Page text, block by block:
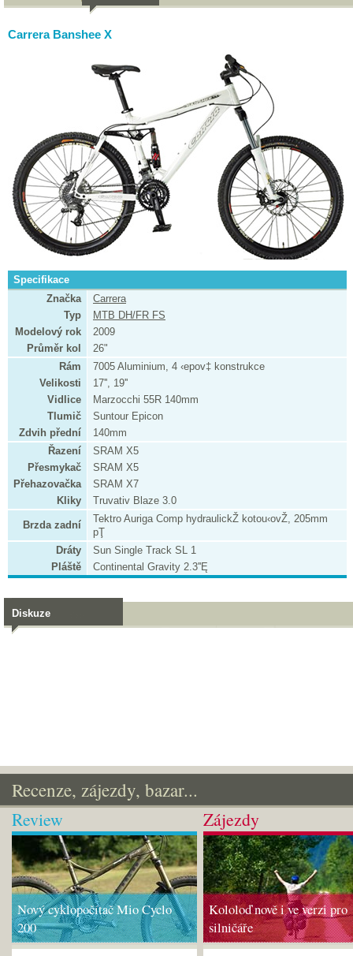
Carrera Banshee X
Specifikace
Značka
Carrera
Typ
MTB DH/FR FS
Modelový rok
2009
Průměr kol
26"
Rám
7005 Aluminium, 4 ‹epov‡ konstrukce
Velikosti
17'', 19''
Vidlice
Marzocchi 55R 140mm
Tlumič
Suntour Epicon
Zdvih přední
140mm
Řazení
SRAM X5
Přesmykač
SRAM X5
Přehazovačka
SRAM X7
Kliky
Truvativ Blaze 3.0
Brzda zadní
Tektro Auriga Comp hydraulickŽ kotou‹ovŽ, 205mm
pŢ
Dráty
Sun Single Track SL 1
Pláště
Continental Gravity 2.3''Ę
Diskuze
Recenze, zájezdy, bazar...
Review
Nový cyklopočítač Mio Cyclo
200
Zájezdy
Kololoď nově i ve verzi pro
silničáře